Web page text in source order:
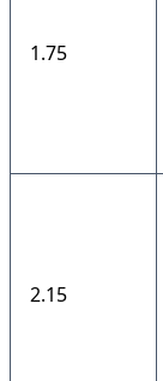
1.75
2.15